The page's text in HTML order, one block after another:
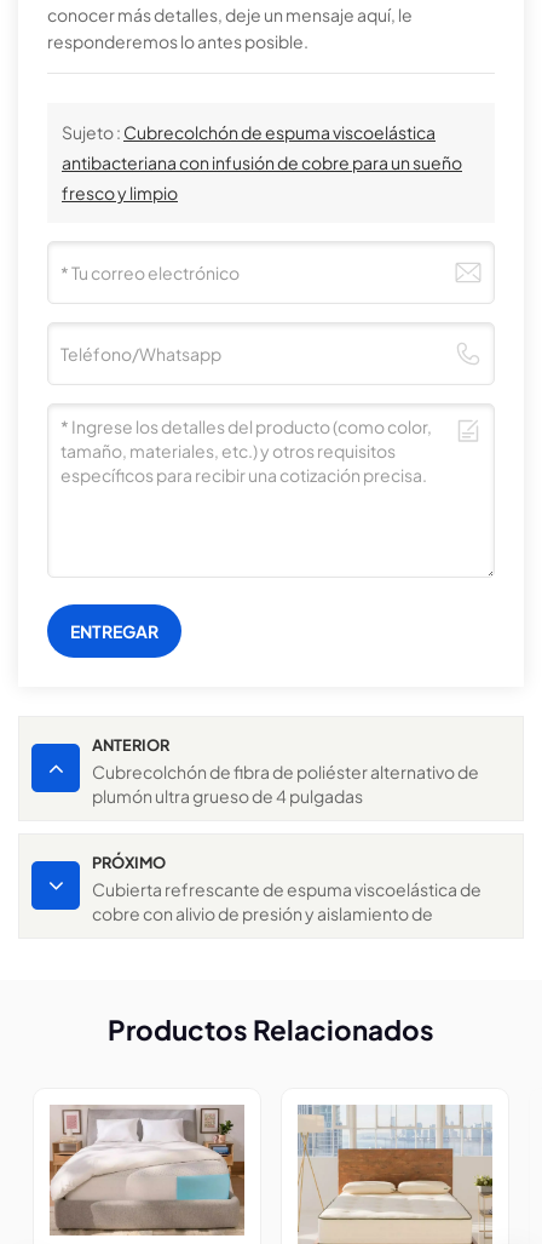
conocer más detalles, deje un mensaje aquí, le
responderemos lo antes posible.
Sujeto : Cubrecolchón de espuma viscoelástica
antibacteriana con infusión de cobre para un sueño
fresco y limpio
ENTREGAR
ANTERIOR
Cubrecolchón de fibra de poliéster alternativo de
plumón ultra grueso de 4 pulgadas
PRÓXIMO
Cubierta refrescante de espuma viscoelástica de
cobre con alivio de presión y aislamiento de
Productos Relacionados